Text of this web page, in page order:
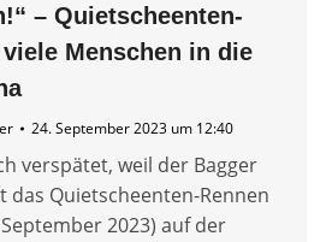
– Quietscheenten-
Menschen in die
24. September 2023 um 12:40
verspätet, weil der Bagger
das Quietscheenten-Rennen
2023) auf der